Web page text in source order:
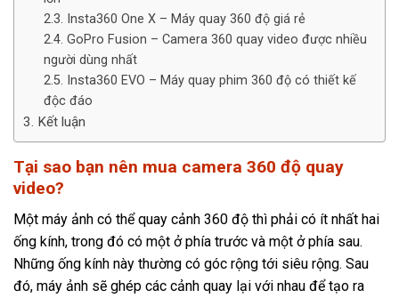
Insta360 One X – Máy quay 360 độ giá rẻ
GoPro Fusion – Camera 360 quay video được nhiều
người dùng nhất
Insta360 EVO – Máy quay phim 360 độ có thiết kế
độc đáo
Kết luận
Tại sao bạn nên mua camera 360 độ quay
video?
Một máy ảnh có thể quay cảnh 360 độ thì phải có ít nhất hai
ống kính, trong đó có một ở phía trước và một ở phía sau.
Những ống kính này thường có góc rộng tới siêu rộng. Sau
đó, máy ảnh sẽ ghép các cảnh quay lại với nhau để tạo ra